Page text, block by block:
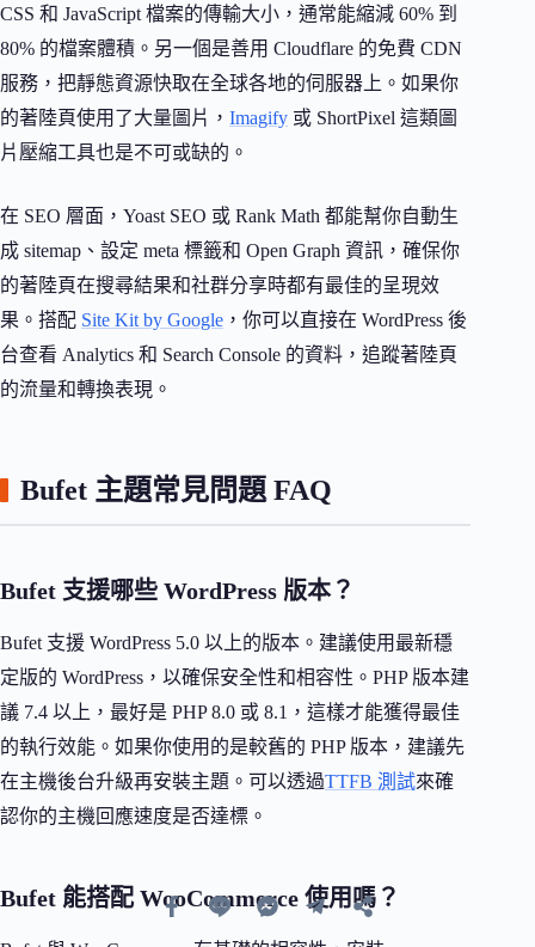
CSS 和 JavaScript 檔案的傳輸大小，通常能縮減 60% 到
80% 的檔案體積。另一個是善用 Cloudflare 的免費 CDN
服務，把靜態資源快取在全球各地的伺服器上。如果你
的著陸頁使用了大量圖片， Imagify 或 ShortPixel 這類圖
片壓縮工具也是不可或缺的。
在 SEO 層面，Yoast SEO 或 Rank Math 都能幫你自動生
成 sitemap、設定 meta 標籤和 Open Graph 資訊，確保你
的著陸頁在搜尋結果和社群分享時都有最佳的呈現效
果。搭配 Site Kit by Google ，你可以直接在 WordPress 後
台查看 Analytics 和 Search Console 的資料，追蹤著陸頁
的流量和轉換表現。
Bufet 主題常見問題 FAQ
Bufet 支援哪些 WordPress 版本？
Bufet 支援 WordPress 5.0 以上的版本。建議使用最新穩
定版的 WordPress，以確保安全性和相容性。PHP 版本建
議 7.4 以上，最好是 PHP 8.0 或 8.1，這樣才能獲得最佳
的執行效能。如果你使用的是較舊的 PHP 版本，建議先
在主機後台升級再安裝主題。可以透過TTFB 測試來確
認你的主機回應速度是否達標。
Bufet 能搭配 WooCommerce 使用嗎？